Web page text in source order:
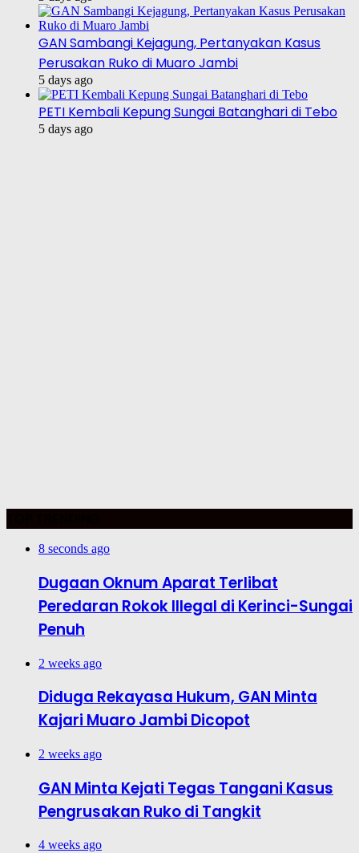
GAN Sambangi Kejagung, Pertanyakan Kasus
Perusakan Ruko di Muaro Jambi
5 days ago
PETI Kembali Kepung Sungai Batanghari di Tebo
5 days ago
8 seconds ago
Dugaan Oknum Aparat Terlibat
Peredaran Rokok Illegal di Kerinci-Sungai
Penuh
2 weeks ago
Diduga Rekayasa Hukum, GAN Minta
Kajari Muaro Jambi Dicopot
2 weeks ago
GAN Minta Kejati Tegas Tangani Kasus
Pengrusakan Ruko di Tangkit
4 weeks ago